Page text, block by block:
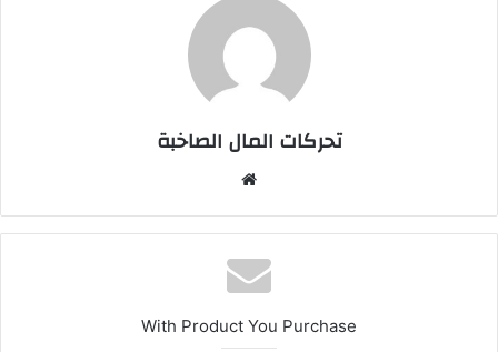
تحركات المال الصاخبة
With Product You Purchase